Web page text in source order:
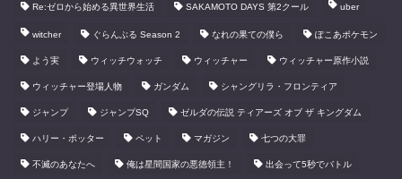
Re:ゼロから始める異世界生活 SAKAMOTO DAYS 第2クール uber
witcher ぐらんぶる Season 2 なれの果ての僕ら ぽこあポケモン
よう実 ウィッチウォッチ ウィッチャー ウィッチャー原作小説
ウィッチャー登場人物 ガンダム シャングリラ・フロンティア
ジャンプ ジャンプSQ ゼルダの伝説 ティアーズ オブ ザ キングダム
ハリー・ポッター ペット マガジン 七つの大罪
不滅のあなたへ 俺は星間国家の悪徳領主！ 出会って5秒でバトル